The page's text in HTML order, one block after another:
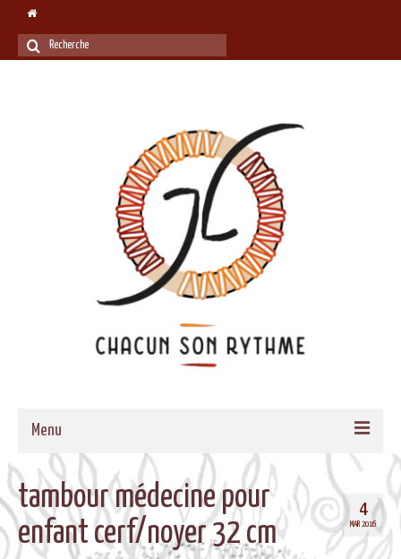
Rechercher
:
Menu
ACCUEIL
QUI SOMMES-NOUS
NOS PROPOSITIONS
4
MAR 2016
tambour médecine pour
enfant cerf/noyer 32 cm